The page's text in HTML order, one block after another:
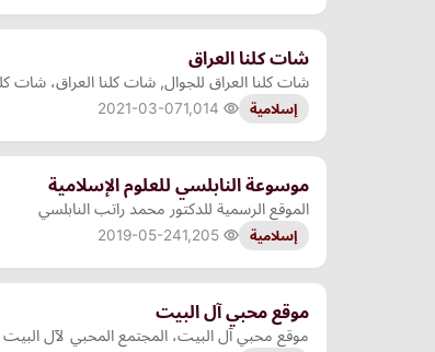
شات كلنا العراق
شات كلنا العراق للجوال, شات كلنا العراق، شات
إسلامية 2021-03-07
موسوعة النابلسي للعلوم الإسلامية
الموقع الرسمية للدكتور محمد راتب النابلسي
إسلامية 2019-05-24
موقع محبي آل البيت
موقع محبي آل البيت، المجتمع المحبي لآل